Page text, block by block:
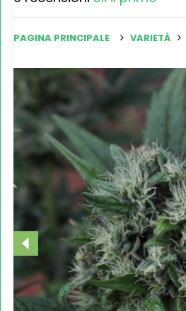
PAGINA PRINCIPALE VARIETÀ